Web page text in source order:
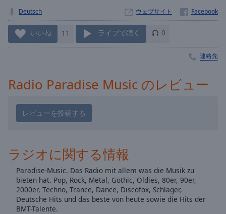
live LIVE
Remaining
Time-
Playback
Rate
Chapters
Chapters
descriptions
off,
selected
Subtitles
Deutsch ウェブサイト
いいね 11 ライブで聴く 0
連絡先
Radio Paradise Music のレビュー
ラジオに関する情報
Paradise-Music. Das Radio mit allem was die Musik zu
bieten hat. Pop, Rock, Metal, Gothic, Oldies, 80er, 90er,
2000er, Techno, Trance, Dance, Discofox, Schlager,
Deutsche Hits und das beste von heute sowie die Hits der
BMT-Talente.